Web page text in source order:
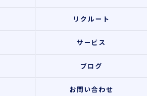
リクルート
サービス
ブログ
お問い合わせ